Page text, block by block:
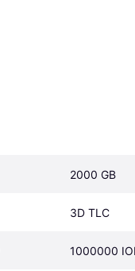
2000 GB
3D TLC
1000000